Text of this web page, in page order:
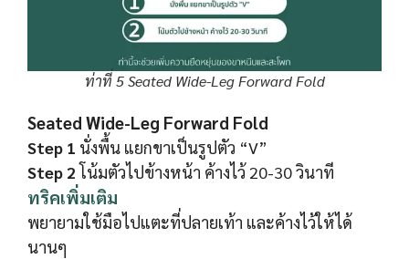
ท่าที่ 5 Seated Wide-Leg Forward Fold
Seated Wide-Leg Forward Fold
Step 1 นั่งพื้น แยกขาเป็นรูปตัว “V”
Step 2โน้มตัวไปข้างหน้า ค้างไว้ 20-30 วินาที
ทริคเพิ่มเติม
พยายามใช้มือไปแตะที่ปลายเท้า และค้างไว้ให้ได้
นานๆ